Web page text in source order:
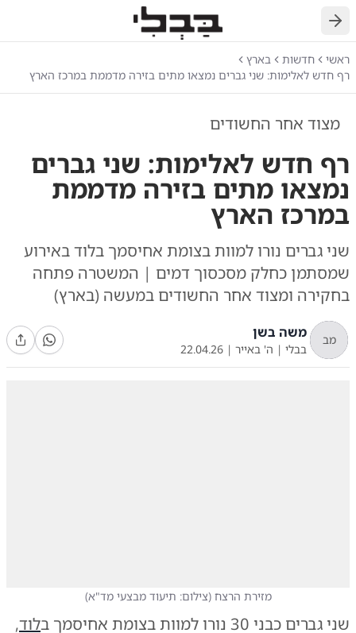
חזרה
ראשי חדשות
בארץ
רף חדש לאלימות: שני גברים נמצאו מתים בזירה מדממת במרכז הארץ
מצוד אחר החשודים
רף חדש לאלימות: שני גברים
נמצאו מתים בזירה מדממת
במרכז הארץ
שני גברים נורו למוות בצומת אחיסמך בלוד באירוע
שמסתמן כחלק מסכסוך דמים | המשטרה פתחה
בחקירה ומצוד אחר החשודים במעשה (בארץ)
מב משה בשן
בבלי | ה' באייר |
22.04.26
מזירת הרצח (צילום: תיעוד מבצעי מד"א)
שני גברים כבני 30 נורו למוות בצומת אחיסמך ב לוד,